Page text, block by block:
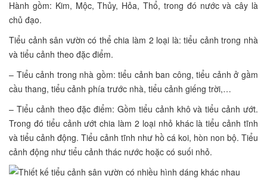
Hành gồm: Kim, Mộc, Thủy, Hỏa, Thổ, trong đó nước và cây là
chủ đạo.
Tiểu cảnh sân vườn có thể chia làm 2 loại là: tiểu cảnh trong nhà
và tiểu cảnh theo đặc điểm.
– Tiểu cảnh trong nhà gồm: tiểu cảnh ban công, tiểu cảnh ở gầm
cầu thang, tiểu cảnh phía trước nhà, tiểu cảnh giếng trời,…
– Tiểu cảnh theo đặc điểm: Gồm tiểu cảnh khô và tiểu cảnh ướt.
Trong đó tiểu cảnh ướt chia làm 2 loại nhỏ khác là tiểu cảnh tĩnh
và tiểu cảnh động. Tiểu cảnh tĩnh như hồ cá koi, hòn non bộ. Tiểu
cảnh động như tiểu cảnh thác nước hoặc có suối nhỏ.